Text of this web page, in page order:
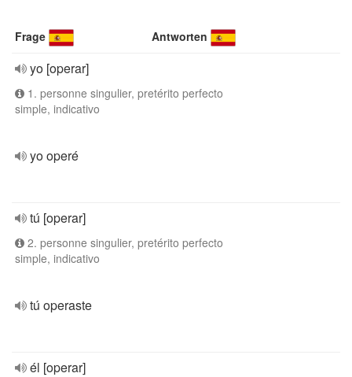
Frage Antworten
yo [operar]
1. personne singulier, pretérito perfecto
simple, indicativo
yo operé
tú [operar]
2. personne singulier, pretérito perfecto
simple, indicativo
tú operaste
él [operar]